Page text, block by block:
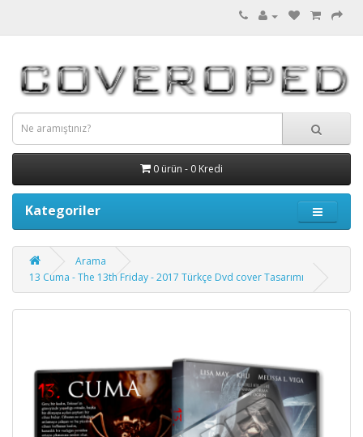
0 ürün - 0 Kredi
Kategoriler
Arama
13 Cuma - The 13th Friday - 2017 Türkçe Dvd cover Tasarımı